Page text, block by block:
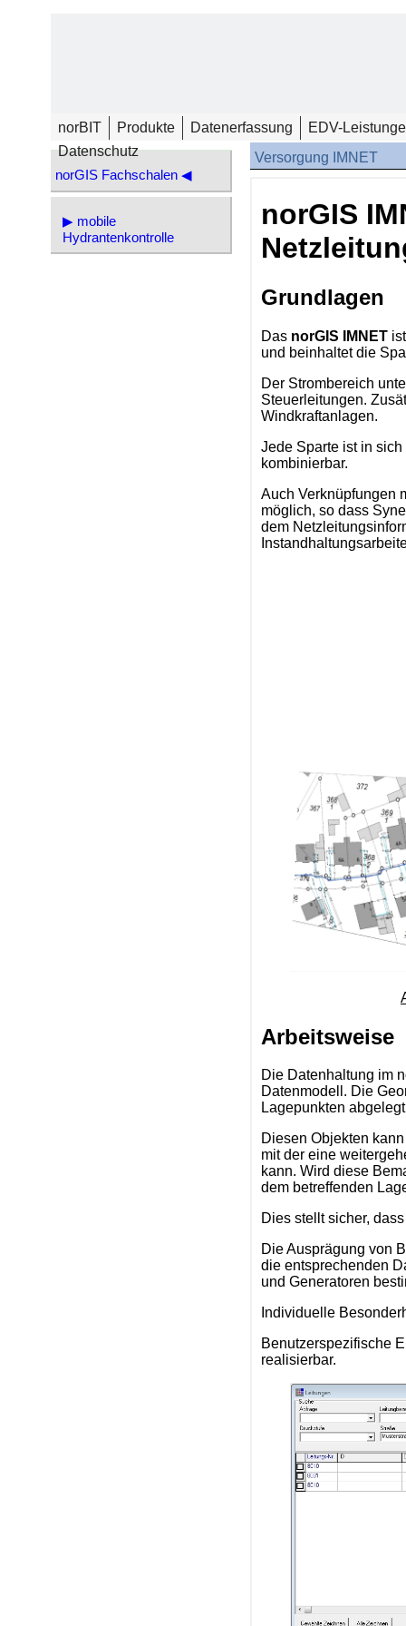
norBIT Produkte Datenerfassung
EDV-
Datenschutz
norGIS Fachschalen ◀
▶ mobile
Hydrantenkontrolle
Versorgung IMNET
norGIS
Grundlagen
Das norGIS IMNET
und beinhaltet die
Der Strombereich
Steuerleitungen.
Windkraftanlagen.
Jede Sparte ist in
kombinierbar.
Auch Verknüpfungen
möglich, so dass
dem
Arbeitsweise
Die Datenhaltung im
Datenmodell. Die
Lagepunkten
Diesen Objekten
mit der eine
kann. Wird diese
dem betreffenden
Dies stellt sicher,
Die Ausprägung von
die entsprechenden
und Generatoren
Individuelle
Benutzerspezifische
realisierbar.